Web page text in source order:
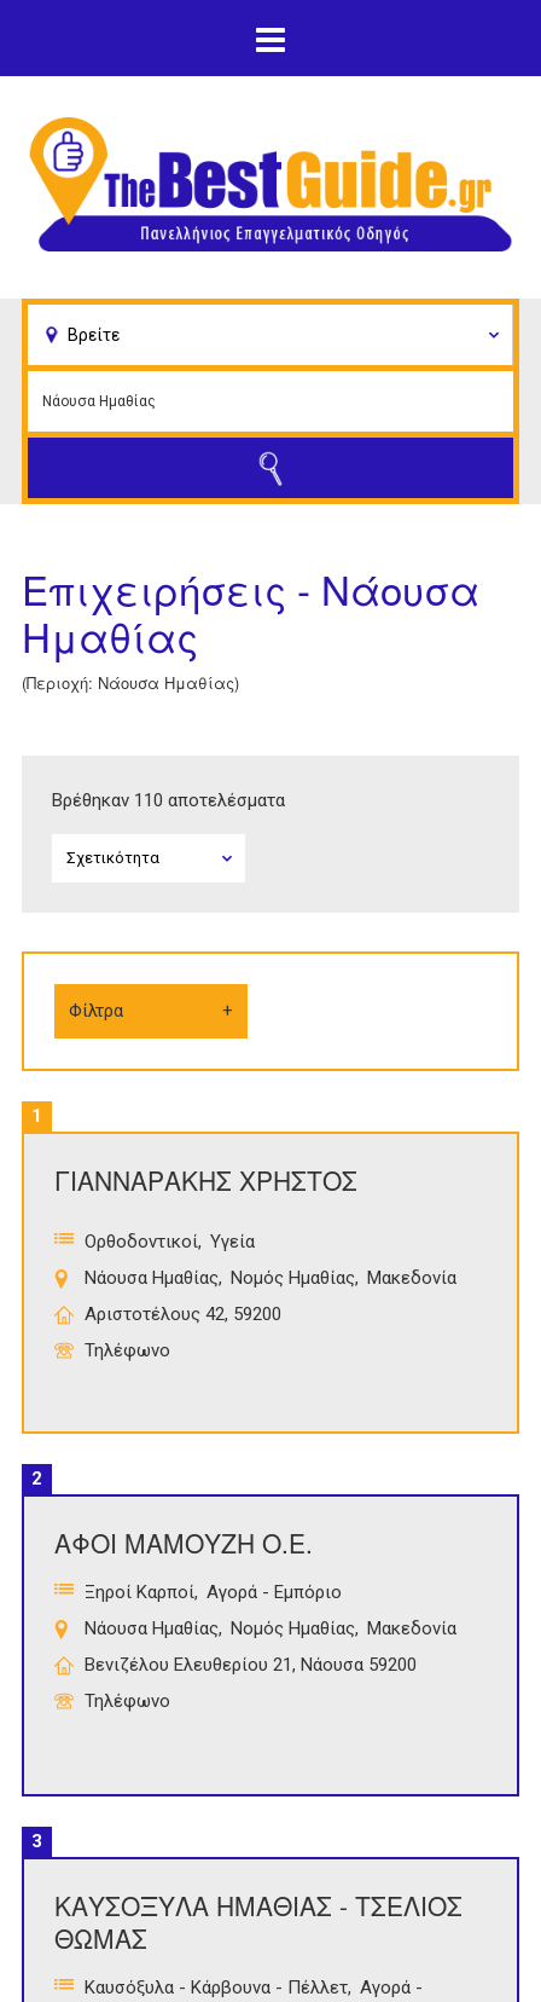
κυρίως περιεχόμενο
Επιχειρήσεις - Νάουσα
Ημαθίας
(Περιοχή: Νάουσα Ημαθίας)
Βρέθηκαν 110 αποτελέσματα
Φίλτρα
1
ΓΙΑΝΝΑΡΑΚΗΣ ΧΡΗΣΤΟΣ
Ορθοδοντικοί Υγεία
Νάουσα Ημαθίας
Νομός Ημαθίας
Μακεδονία
Αριστοτέλους 42, 59200
Τηλέφωνο
2
ΑΦΟΙ ΜΑΜΟΥΖΗ Ο.Ε.
Ξηροί Καρποί Αγορά - Εμπόριο
Νάουσα Ημαθίας
Νομός Ημαθίας
Μακεδονία
Βενιζέλου Ελευθερίου 21, Νάουσα 59200
Τηλέφωνο
3
ΚΑΥΣΟΞΥΛΑ ΗΜΑΘΙΑΣ - ΤΣΕΛΙΟΣ
ΘΩΜΑΣ
Καυσόξυλα - Κάρβουνα - Πέλλετ Αγορά -